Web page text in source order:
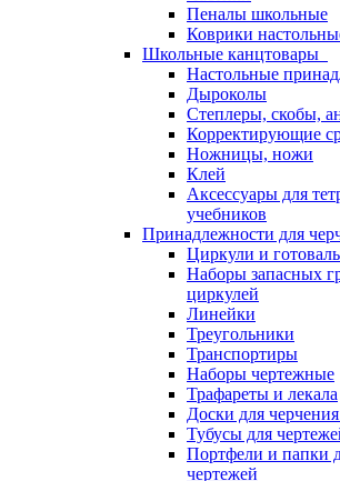
Пеналы школьные
Коврики
Школьные канцтовары
Настольные
Дыроколы
Степлеры, скобы,
Корректирующие
Ножницы, ножи
Клей
Аксессуары для
учебников
Принадлежности для
Циркули и
Наборы запасных
циркулей
Линейки
Треугольники
Транспортиры
Наборы чертежные
Трафареты и лекала
Доски для
Тубусы для
Портфели и папки
чертежей